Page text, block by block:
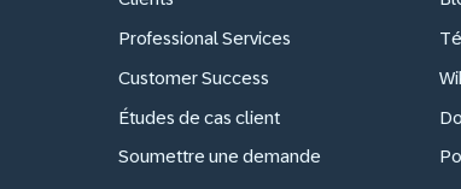
Professional Services
Customer Success
Études de cas client
Soumettre une demande